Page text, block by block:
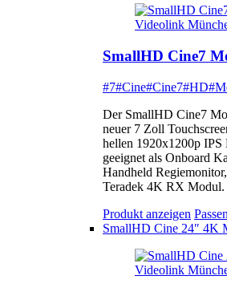
SmallHD Cine7
#7#Cine#Cine7#HD
Der SmallHD Cine7
neuer 7 Zoll
hellen 1920x1200p
geeignet als Onboard
Handheld
Teradek 4K RX
Produkt anzeigen
SmallHD Cine 24″ 4K